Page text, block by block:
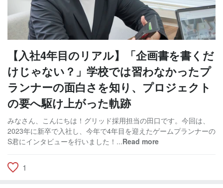
【入社4年目のリアル】「企画書を書くだ
けじゃない？」学校では習わなかったプ
ランナーの面白さを知り、プロジェクト
の要へ駆け上がった軌跡
みなさん、こんにちは！グリッド採用担当の田口です。今回は、
2023年に新卒で入社し、今年で4年目を迎えたゲームプランナーの
S君にインタビューを行いました！...Read more
1